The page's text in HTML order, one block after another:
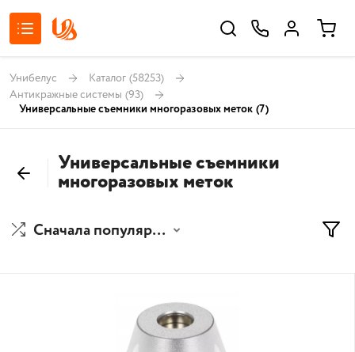
Унибелус Каталог (58253)
Антикражные системы (93)
Универсальные съемники многоразовых меток (7)
Универсальные съемники
многоразовых меток
Сначала популярные